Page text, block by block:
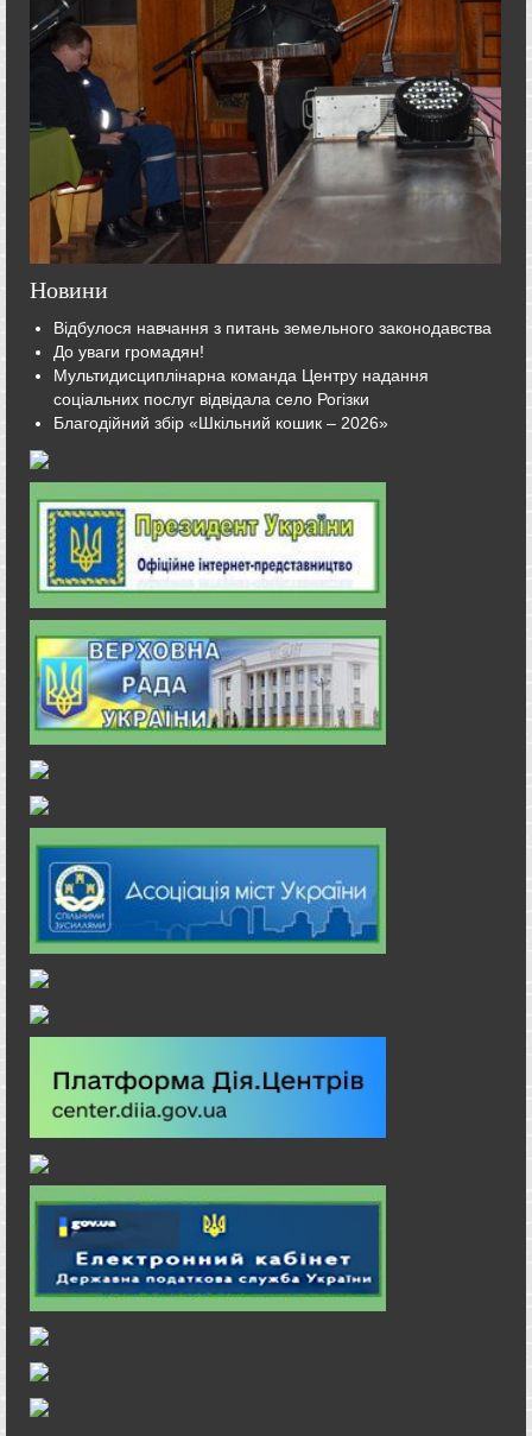
Новини
Відбулося навчання з питань земельного законодавства
До уваги громадян!
Мультидисциплінарна команда Центру надання
соціальних послуг відвідала село Рогізки
Благодійний збір «Шкільний кошик – 2026»